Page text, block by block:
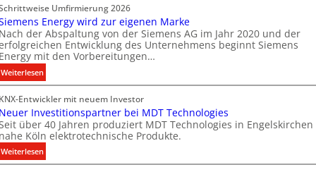
s
t
e
c
h
n
i
k
t
e
n
Umfirmierung 2026
Energy wird zur eigenen Marke
der Abspaltung von der Siemens AG im Jahr 2020 und der
Entwicklung des Unternehmens beginnt Siemens
mit den Vorbereitungen…
Weiterlesen:
S
i
e
m
e
n
s
Entwickler mit neuem Investor
Investitionspartner bei MDT Technologies
über 40 Jahren produziert MDT Technologies in Engelskirchen
Köln elektrotechnische Produkte.
Weiterlesen:
N